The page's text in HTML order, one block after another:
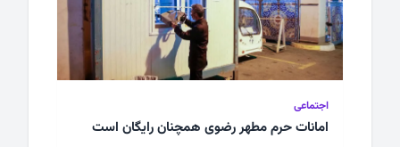
اجتماعی
امانات حرم مطهر رضوی همچنان رایگان است